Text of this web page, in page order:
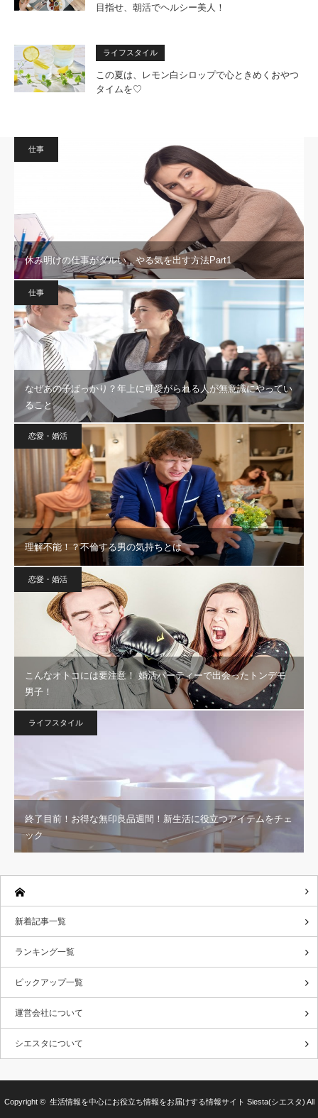
目指せ、朝活でヘルシー美人！
ライフスタイル
この夏は、レモン白シロップで心ときめくおやつ
タイムを♡
仕事
休み明けの仕事がダルい…やる気を出す方法Part1
仕事
なぜあの子ばっかり？年上に可愛がられる人が無意識にやってい
ること
恋愛・婚活
理解不能！？不倫する男の気持ちとは
恋愛・婚活
こんなオトコには要注意！ 婚活パーティーで出会ったトンデモ
男子！
ライフスタイル
終了目前！お得な無印良品週間！新生活に役立つアイテムをチェ
ック
新着記事一覧
ランキング一覧
ピックアップ一覧
運営会社について
シエスタについて
Copyright © 生活情報を中心にお役立ち情報をお届けする情報サイト Siesta(シエスタ) All